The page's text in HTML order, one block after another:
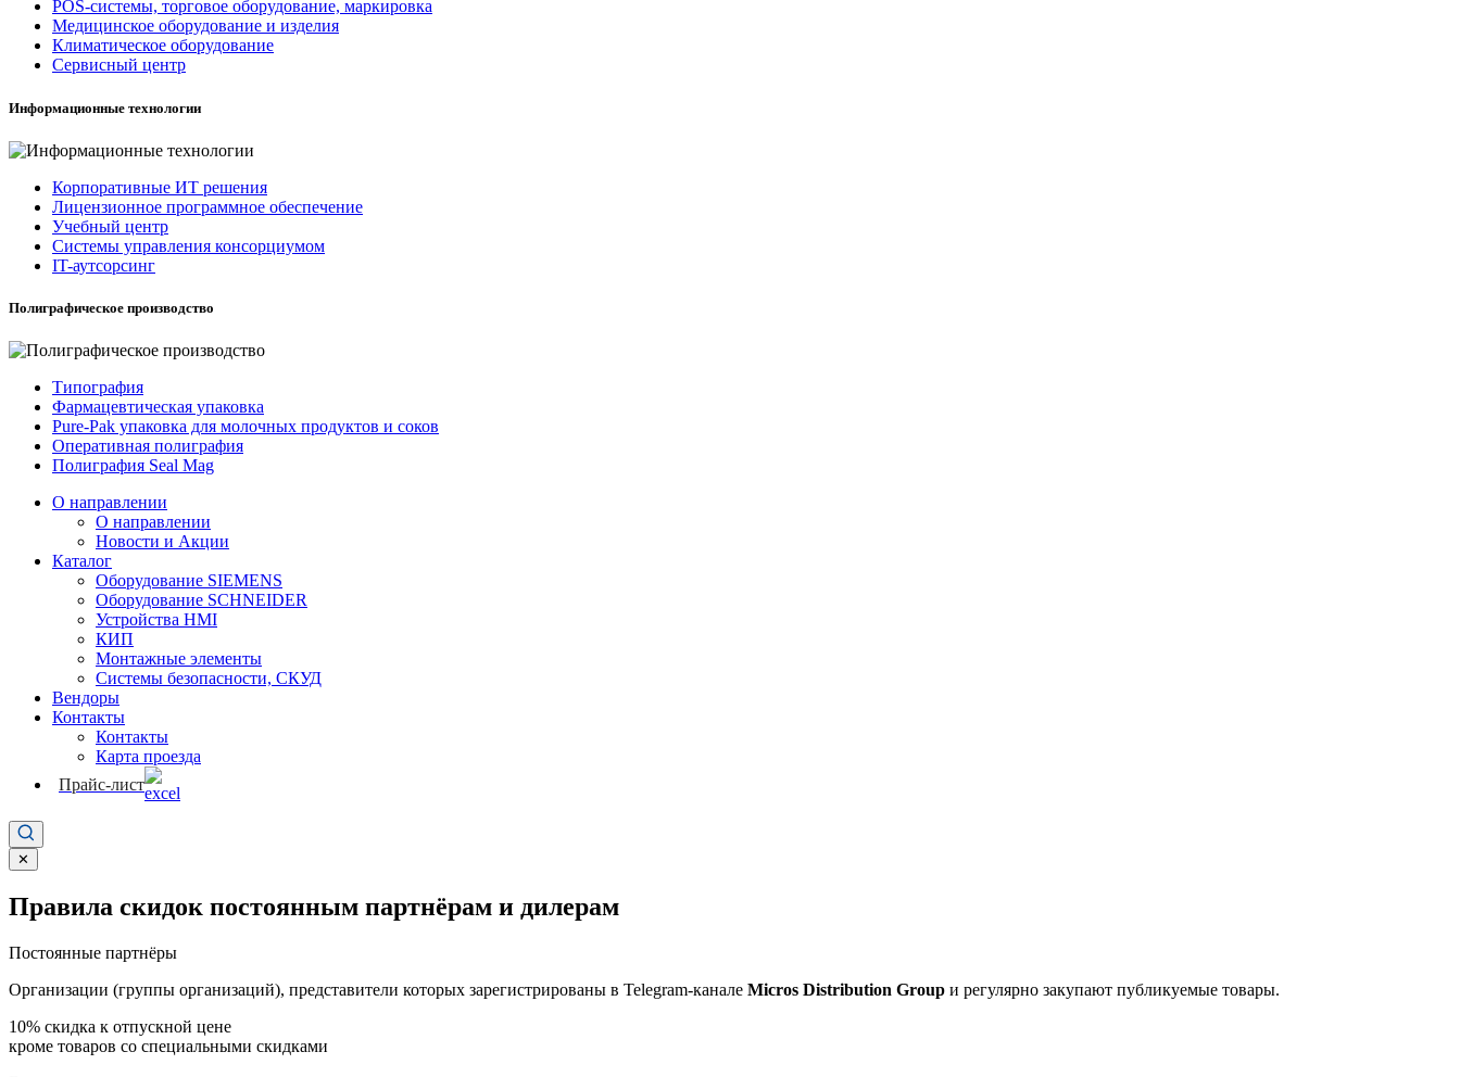
POS-системы, торговое оборудование, маркировка
Медицинское оборудование и изделия
Климатическое оборудование
Сервисный центр
Информационные технологии
Корпоративные ИТ решения
Лицензионное программное обеспечение
Учебный центр
Системы управления консорциумом
IT-аутсорсинг
Полиграфическое производство
Типография
Фармацевтическая упаковка
Pure-Pak упаковка для молочных продуктов и соков
Оперативная полиграфия
Полиграфия Seal Mag
О направлении
О направлении
Новости и Акции
Каталог
Оборудование SIEMENS
Оборудование SCHNEIDER
Устройства HMI
КИП
Монтажные элементы
Системы безопасности, СКУД
Вендоры
Контакты
Контакты
Карта проезда
Прайс-лист
✕
Правила скидок постоянным партнёрам и дилерам
Постоянные партнёры
Организации (группы организаций), представители которых зарегистрированы в Telegram-канале Micros Distribution Group и регулярно закупают публикуемые товары.
10% скидка к отпускной цене
кроме товаров со специальными скидками